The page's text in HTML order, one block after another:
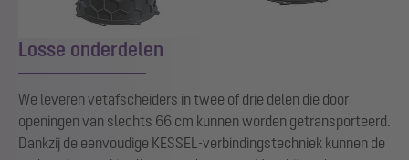
Losse onderdelen
We leveren vetafscheiders in twee of drie delen die door
openingen van slechts 66 cm kunnen worden getransporteerd.
Dankzij de eenvoudige KESSEL-verbindingstechniek kunnen de